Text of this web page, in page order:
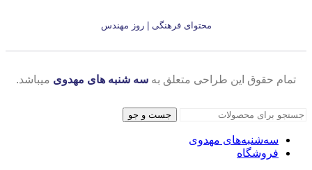
محتوای فرهنگی | روز مهندس
تمام حقوق این طراحی متعلق به سه شنبه های مهدوی میباشد.
جست و جو
سه‌شنبه‌های مهدوی
فروشگاه